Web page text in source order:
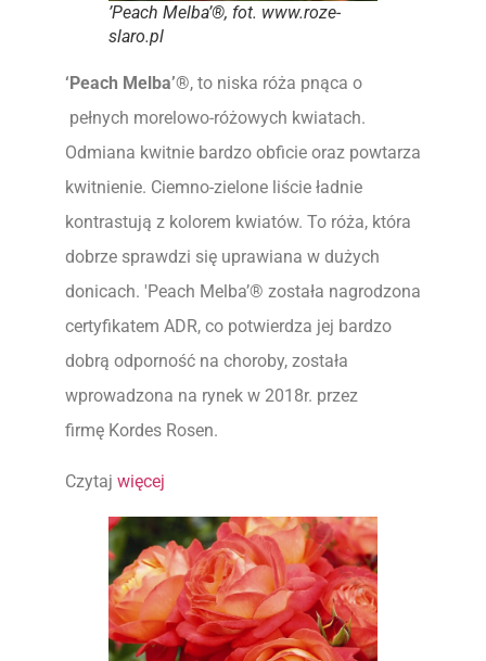
’Peach Melba’®, fot. www.roze-
slaro.pl
‘Peach Melba’®, to niska róża pnąca o
pełnych morelowo-różowych kwiatach.
Odmiana kwitnie bardzo obficie oraz powtarza
kwitnienie. Ciemno-zielone liście ładnie
kontrastują z kolorem kwiatów. To róża, która
dobrze sprawdzi się uprawiana w dużych
donicach. 'Peach Melba’® została nagrodzona
certyfikatem ADR, co potwierdza jej bardzo
dobrą odporność na choroby, została
wprowadzona na rynek w 2018r. przez
firmę Kordes Rosen.
Czytaj więcej